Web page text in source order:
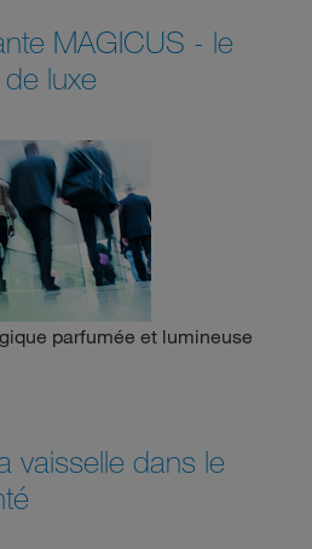
MAGICUS - le
luxe
parfumée et lumineuse
vaisselle dans le